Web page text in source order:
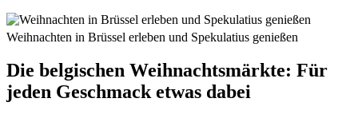
Weihnachten in Brüssel erleben und Spekulatius genießen
Die belgischen Weihnachtsmärkte: Für
jeden Geschmack etwas dabei